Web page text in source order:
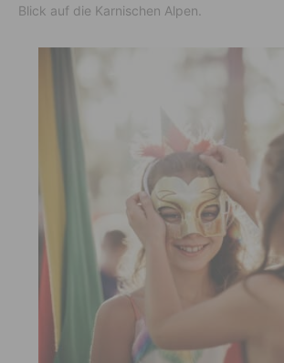
Blick auf die Karnischen Alpen.